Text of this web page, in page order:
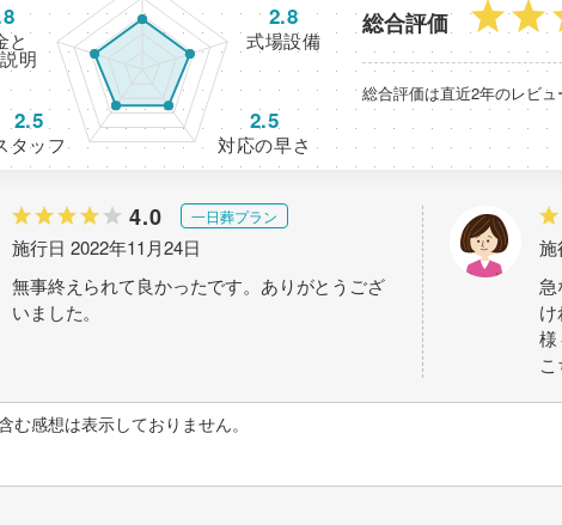
式場設備
2.8
対応の早さ
2.5
タッフ
2.5
と
明
総合評価
総合評価は直近2年のレビ
4.0 一日葬プラン
施行日 2022年11月24日
無事終えられて良かったです。ありがとうござ
いました。
施
様
む感想は表示しておりません。